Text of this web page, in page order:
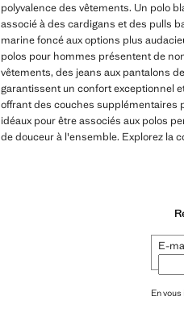
polyvalence des vêtements. Un polo
associé à des cardigans et des pulls
marine foncé aux options plus
polos pour hommes présentent de
vêtements, des jeans aux pantalons
garantissent un confort exceptionnel
offrant des couches supplémentaires
idéaux pour être associés aux polos
de douceur à l'ensemble. Explorez la
E-
En